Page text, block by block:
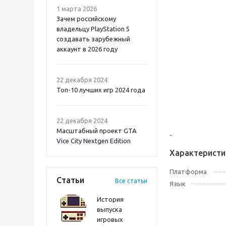
1 марта 2026
Зачем российскому
владельцу PlayStation 5
создавать зарубежный
аккаунт в 2026 году
22 декабря 2024
Топ-10 лучших игр 2024 года
22 декабря 2024
Масштабный проект GTA
Vice City Nextgen Edition
Статьи Все статьи
История
выпуска
игровых
Onimusha: Way of the
-
Платформа
Язык